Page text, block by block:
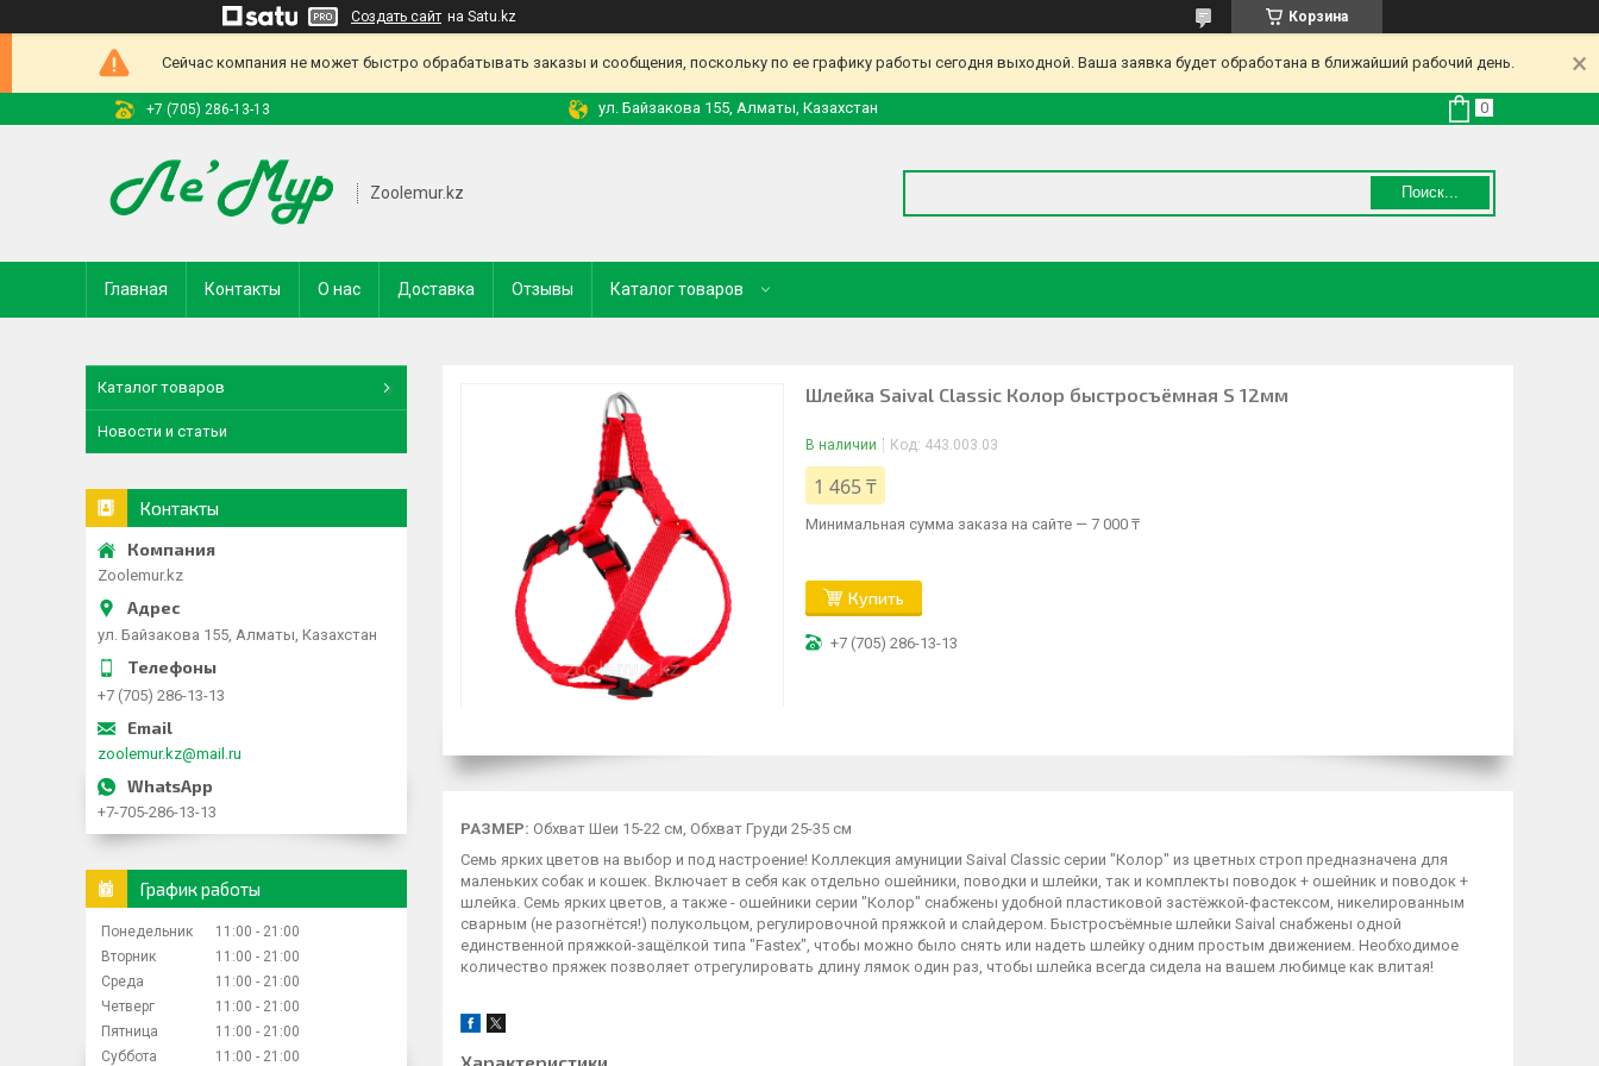
Создать сайт на Satu.kz Корзина
Сейчас компания не может быстро обрабатывать заказы и сообщения, поскольку по ее графику работы сегодня выходной. Ваша заявка будет обработана в ближайший рабочий день.
+7 (705) 286-13-13 ул. Байзакова 155, Алматы, Казахстан
Zoolemur.kz Поиск...
Главная Контакты О нас Доставка Отзывы Каталог товаров
Шлейка Saival Classic Колор быстросъёмная S 12мм
В наличии Код: 443.003.03
1 465 ₸
Минимальная сумма заказа на сайте — 7 000 ₸
Купить
+7 (705) 286-13-13
РАЗМЕР: Обхват Шеи 15-22 см, Обхват Груди 25-35 см
Семь ярких цветов на выбор и под настроение! Коллекция амуниции Saival Classic серии "Колор" из цветных строп предназначена для
маленьких собак и кошек. Включает в себя как отдельно ошейники, поводки и шлейки, так и комплекты поводок + ошейник и поводок +
шлейка. Семь ярких цветов, а также - ошейники серии "Колор" снабжены удобной пластиковой застёжкой-фастексом, никелированным
сварным (не разогнётся!) полукольцом, регулировочной пряжкой и слайдером. Быстросъёмные шлейки Saival снабжены одной
единственной пряжкой-защёлкой типа "Fastex", чтобы можно было снять или надеть шлейку одним простым движением. Необходимое
количество пряжек позволяет отрегулировать длину лямок один раз, чтобы шлейка всегда сидела на вашем любимце как влитая!
Каталог товаров
Новости и статьи
Контакты
Zoolemur.kz
ул. Байзакова 155, Алматы, Казахстан
+7 (705) 286-13-13
zoolemur.kz@mail.ru
+7-705-286-13-13
График работы
Понедельник 11:00
21:00
Вторник
11:00
21:00
Среда
11:00
21:00
Четверг
11:00
21:00
Пятница
11:00
21:00
Суббота
11:00 21:00